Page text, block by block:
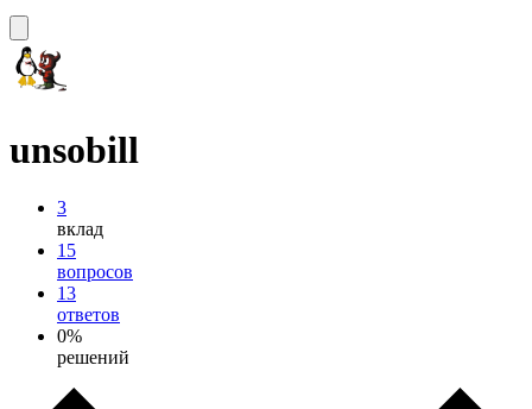
unsobill
3
вклад
15
вопросов
13
ответов
0%
решений